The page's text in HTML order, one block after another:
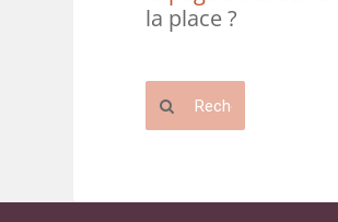
la place ?